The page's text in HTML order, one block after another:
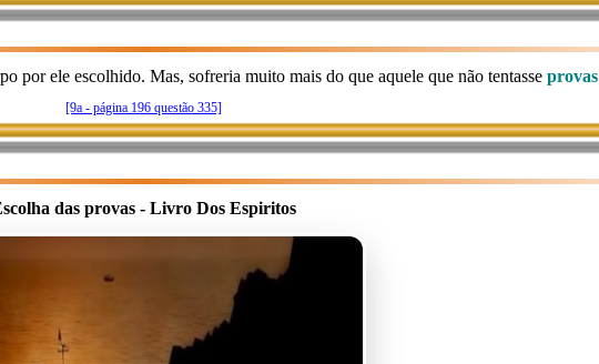
por ele escolhido. Mas, sofreria muito mais do que aquele que não tentasse provas
[9a - página 196 questão 335]
das provas - Livro Dos Espiritos